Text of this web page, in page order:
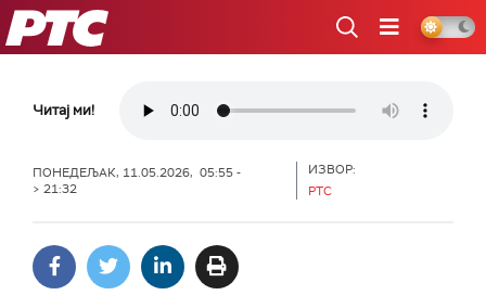
РТС
Читај ми!
ПОНЕДЕЉАК, 11.05.2026, 05:55 -
> 21:32
ИЗВОР:
РТС